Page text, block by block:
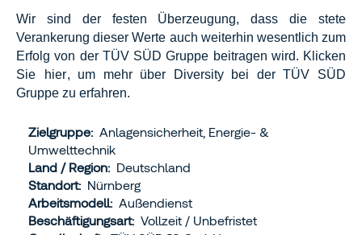
Wir sind der festen Überzeugung, dass die stete
Verankerung dieser Werte auch weiterhin wesentlich zum
Erfolg von der TÜV SÜD Gruppe beitragen wird. Klicken
Sie
hier, um mehr über Diversity bei der TÜV SÜD
Gruppe zu erfahren.
Zielgruppe: Anlagensicherheit, Energie- &
Umwelttechnik
Land / Region: Deutschland
Standort: Nürnberg
Arbeitsmodell: Außendienst
Beschäftigungsart: Vollzeit / Unbefristet